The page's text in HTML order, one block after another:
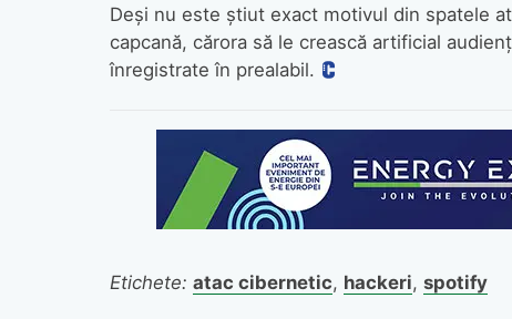
Deși nu este știut exact motivul din spatele
capcană, cărora să le crească artificial
înregistrate în prealabil.
Etichete: atac cibernetic, hackeri, spotify